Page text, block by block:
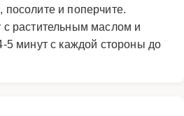
и поперчите.
с растительным маслом и
5 минут с каждой стороны до